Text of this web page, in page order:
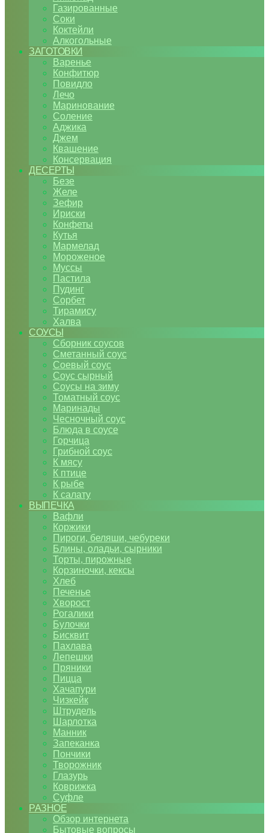
Газированные
Соки
Коктейли
Алкогольные
ЗАГОТОВКИ
Варенье
Конфитюр
Повидло
Лечо
Маринование
Соление
Аджика
Джем
Квашение
Консервация
ДЕСЕРТЫ
Безе
Желе
Зефир
Ириски
Конфеты
Кутья
Мармелад
Мороженое
Муссы
Пастила
Пудинг
Сорбет
Тирамису
Халва
СОУСЫ
Сборник соусов
Сметанный соус
Соевый соус
Соус сырный
Соусы на зиму
Томатный соус
Маринады
Чесночный соус
Блюда в соусе
Горчица
Грибной соус
К мясу
К птице
К рыбе
К салату
ВЫПЕЧКА
Вафли
Коржики
Пироги, беляши, чебуреки
Блины, оладьи, сырники
Торты, пирожные
Корзиночки, кексы
Хлеб
Печенье
Хворост
Рогалики
Булочки
Бисквит
Пахлава
Лепешки
Пряники
Пицца
Хачапури
Чизкейк
Штрудель
Шарлотка
Манник
Запеканка
Пончики
Творожник
Глазурь
Коврижка
Суфле
РАЗНОЕ
Обзор интернета
Бытовые вопросы